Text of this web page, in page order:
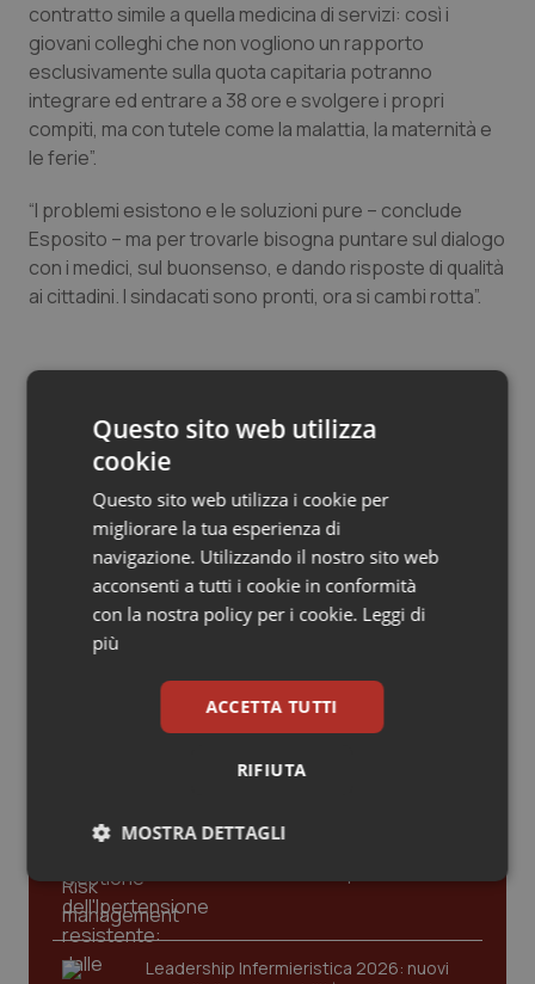
Provincia Autonoma di Bolzano
Provincia Autonoma di Trento
Puglia
Sardegna
Sicilia
Valle D’Aosta
Veneto
Infezioni & Febbre
Ipertensione & Scompenso
Malattie rare
Malattia di Crohn & Rettocolite Ulcerosa
Neuroscienze & patologie neurodegenerative
Oncodermatologia
Oncoematologia
Oncologia & Nutrizione
Psoriasi & pelle
Quotidiano Cardiologia
Quotidiano Chirurgia
Quotidiano Oncologia
Quotidiano Pediatria
Rene & patologie urogenitali
contratto simile a quella medicina di servizi: così i
giovani colleghi che non vogliono un rapporto
esclusivamente sulla quota capitaria potranno
integrare ed entrare a 38 ore e svolgere i propri
compiti, ma con tutele come la malattia, la maternità e
le ferie”.
“I problemi esistono e le soluzioni pure – conclude
Esposito – ma per trovarle bisogna puntare sul dialogo
con i medici, sul buonsenso, e dando risposte di qualità
ai cittadini. I sindacati sono pronti, ora si cambi rotta”.
Medici di famiglia, la riforma Schillaci si ferma. La
maggioranza frena sul passaggio alla dipendenza
08 Giugno 2026
© Riproduzione riservata
Ultime analisi e review da QS Pro
Cloud sanitario: infrastrutture,
Leadership Infermieristica 2026: nuovi
Questo sito web utilizza
cookie
Questo sito web utilizza i cookie per
migliorare la tua esperienza di
navigazione. Utilizzando il nostro sito web
acconsenti a tutti i cookie in conformità
con la nostra policy per i cookie. Leggi di
più
ACCETTA TUTTI
RIFIUTA
MOSTRA DETTAGLI
Necessari Statistici Marketing